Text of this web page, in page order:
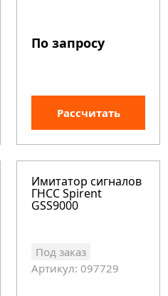
По запросу
Рассчитать
Имитатор сигналов
ГНСС Spirent
GSS9000
Под заказ
Артикул: 097729